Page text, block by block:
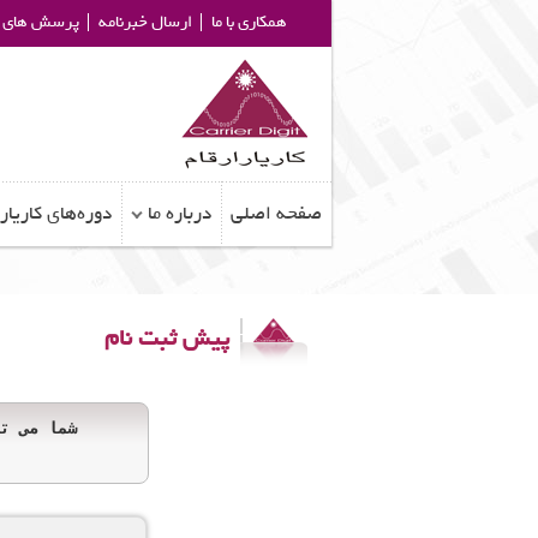
همکاری با ما ارسال خبرنامه پرسش های
صفحه اصلی درباره ما دوره‌های کاریار
پیش ثبت نام
خانه»
شما می